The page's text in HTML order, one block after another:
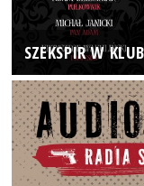
SZEKSPIR W